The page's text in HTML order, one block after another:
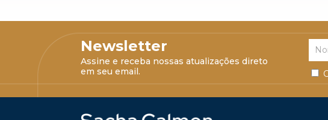
Newsletter
Assine e receba nossas atualizações direto
em seu email.